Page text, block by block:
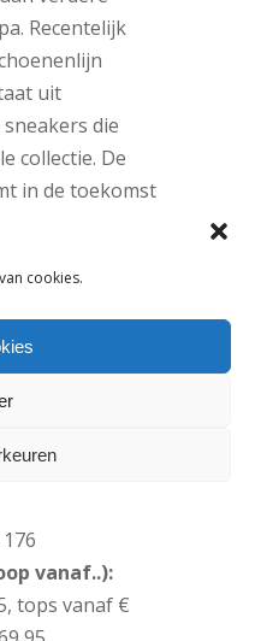
cookies.
Recentelijk
uit
die
collectie. De
in de toekomst
jullie?
Agenturen,
vanaf..):
tops vanaf €